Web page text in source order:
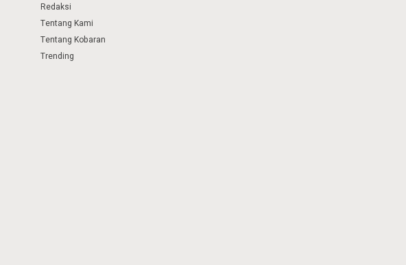
Redaksi
Tentang Kami
Tentang Kobaran
Trending